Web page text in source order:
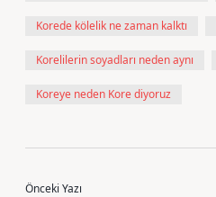
Korede kölelik ne zaman kalktı
Korelilerin soyadları neden aynı
Koreye neden Kore diyoruz
Önceki Yazı